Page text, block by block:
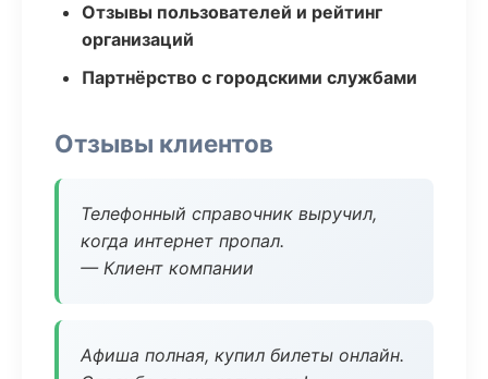
Отзывы пользователей и рейтинг
организаций
Партнёрство с городскими службами
Отзывы клиентов
Телефонный справочник выручил,
когда интернет пропал.
— Клиент компании
Афиша полная, купил билеты онлайн.